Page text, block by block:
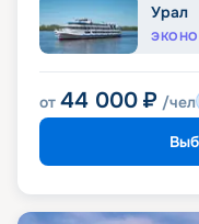
Урал
от 44 000 ₽ /чел